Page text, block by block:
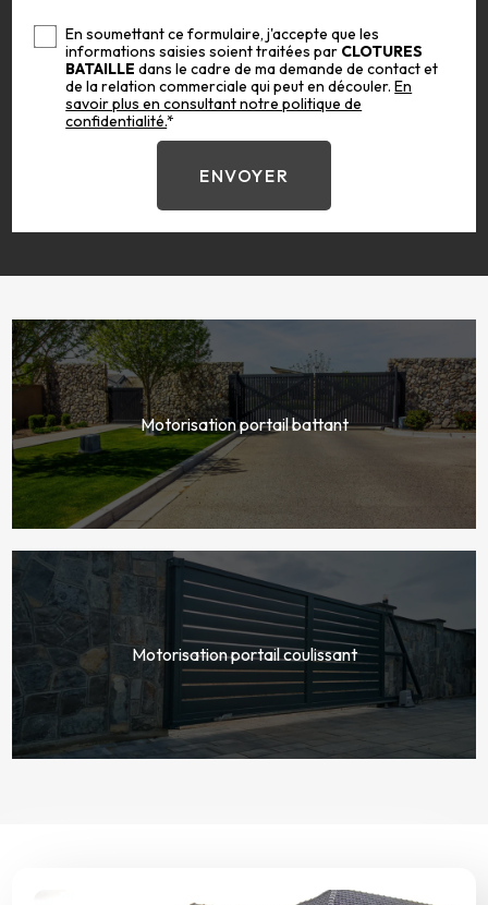
En soumettant ce formulaire, j'accepte que les
informations saisies soient traitées par CLOTURES
BATAILLE dans le cadre de ma demande de contact et
de la relation commerciale qui peut en découler.En
savoir plus en consultant notre politique de
confidentialité.*
Motorisation portail battant
Motorisation portail coulissant